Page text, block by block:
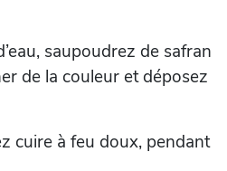
saupoudrez de safran
de la couleur et déposez
cuire à feu doux, pendant